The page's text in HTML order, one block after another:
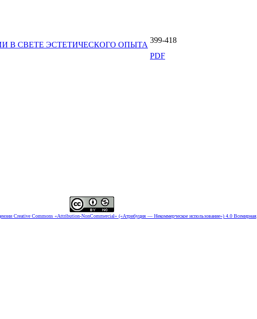
В СВЕТЕ ЭСТЕТИЧЕСКОГО ОПЫТА
399-418
PDF
Creative Commons «Attribution-NonCommercial» («Атрибуция — Некоммерческое использование») 4.0 Всемирная.